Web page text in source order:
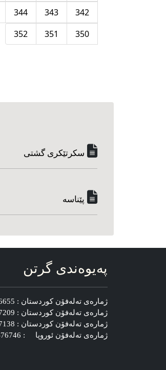
342
343
344
350
351
352
سکرتێکری گشتی
پێناسه‌
په‌یوه‌ندی گرتن
ژماره‌ی ته‌له‌فۆن کوردستان : 07506206655 (00964)
ژماره‌ی ته‌له‌فۆن کوردستان : 07504687209 (00964)
ژماره‌ی ته‌له‌فۆن کوردستان : 07504497138 (00964)
ژماره‌ی ته‌له‌فۆن ئوروپا : 0767676746 (0046)